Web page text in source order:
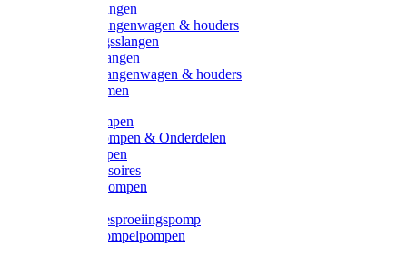
Overige slangen
Overige slangenwagen & houders
Beregeningsslangen
Gardena slangen
Gardena slangenwagen & houders
Slangklemmen
Leader pompen
Zwengelpompen & Onderdelen
Ebara pompen
Pompaccessoires
Excellent pompen
Gardena besproeiingspomp
Gardena dompelpompen